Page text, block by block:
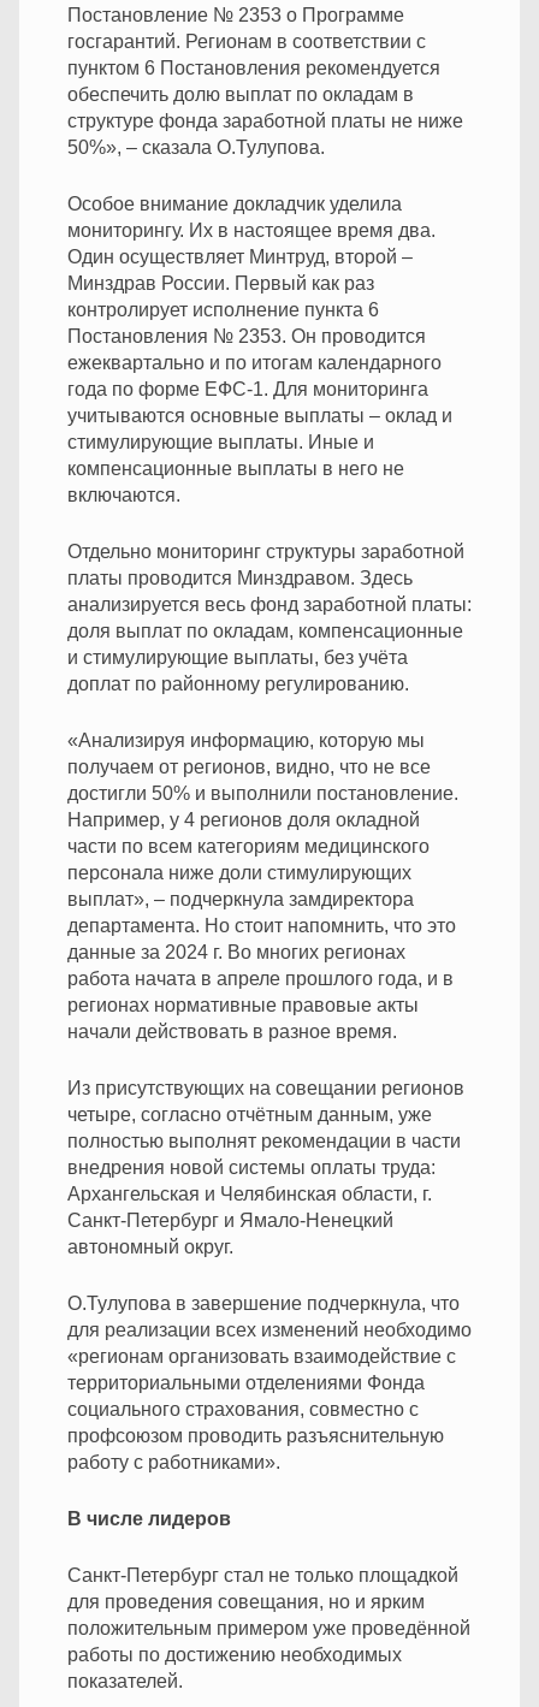
Постановление № 2353 о Программе
госгарантий. Регионам в соответствии с
пунктом 6 Постановления рекомендуется
обеспечить долю выплат по окладам в
структуре фонда заработной платы не ниже
50%», – сказала О.Тулупова.
Особое внимание докладчик уделила
мониторингу. Их в настоящее время два.
Один осуществляет Минтруд, второй –
Минздрав России. Первый как раз
контролирует исполнение пункта 6
Постановления № 2353. Он проводится
ежеквартально и по итогам календарного
года по форме ЕФС-1. Для мониторинга
учитываются основные выплаты – оклад и
стимулирующие выплаты. Иные и
компенсационные выплаты в него не
включаются.
Отдельно мониторинг структуры заработной
платы проводится Минздравом. Здесь
анализируется весь фонд заработной платы:
доля выплат по окладам, компенсационные
и стимулирующие выплаты, без учёта
доплат по районному регулированию.
«Анализируя информацию, которую мы
получаем от регионов, видно, что не все
достигли 50% и выполнили постановление.
Например, у 4 регионов доля окладной
части по всем категориям медицинского
персонала ниже доли стимулирующих
выплат», – подчеркнула замдиректора
департамента. Но стоит напомнить, что это
данные за 2024 г. Во многих регионах
работа начата в апреле прошлого года, и в
регионах нормативные правовые акты
начали действовать в разное время.
Из присутствующих на совещании регионов
четыре, согласно отчётным данным, уже
полностью выполнят рекомендации в части
внедрения новой системы оплаты труда:
Архангельская и Челябинская области, г.
Санкт-Петербург и Ямало-Ненецкий
автономный округ.
О.Тулупова в завершение подчеркнула, что
для реализации всех изменений необходимо
«регионам организовать взаимодействие с
территориальными отделениями Фонда
социального страхования, совместно с
профсоюзом проводить разъяснительную
работу с работниками».
В числе лидеров
Санкт-Петербург стал не только площадкой
для проведения совещания, но и ярким
положительным примером уже проведённой
работы по достижению необходимых
показателей.